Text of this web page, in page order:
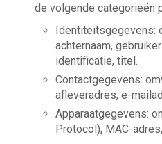
de volgende categorieën
Identiteitsgegevens:
achternaam,
identificatie, titel.
Contactgegevens:
afleveradres, e-
Apparaatgegevens:
Protocol), MAC-